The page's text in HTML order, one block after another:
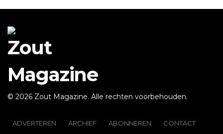
© 2026 Zout Magazine. Alle rechten voorbehouden.
ADVERTEREN ARCHIEF ABONNEREN
CONTACT